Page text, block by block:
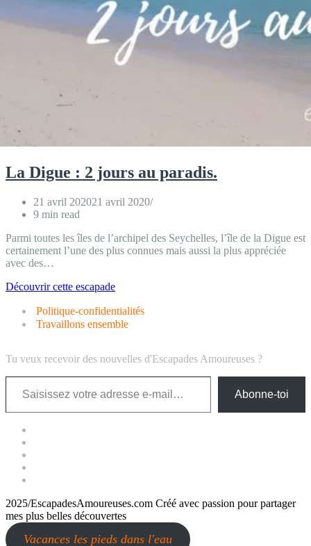
La Digue : 2 jours au paradis.
21 avril 202021 avril 2020
9 min read
Parmi toutes les îles de l’archipel des Seychelles, l’île de la Digue est
certainement l’une des plus connues mais aussi la plus appréciée
avec des…
Découvrir cette escapadeLa
:
2
paradis.
Politique-confidentialités
Travaillons ensemble
Tu veux recevoir des nouvelles d'Escapades Amoureuses ?
Saisissez votre adresse e-mail…
Abonne-toi
2025/EscapadesAmoureuses.com Créé avec passion pour partager
mes plus belles découvertes
Vacances les pieds dans l'eau